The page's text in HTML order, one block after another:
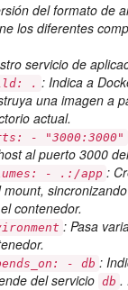
del formato de
los diferentes
servicio de
. : Indica a
una imagen a
actual.
- "3000:3000"
al puerto 3000
- .:/app :
mount,
contenedor.
: Pasa
- db :
del servicio db .